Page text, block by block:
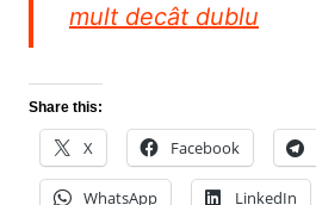
mult decât dublu
Share this:
X Facebook
WhatsApp LinkedIn